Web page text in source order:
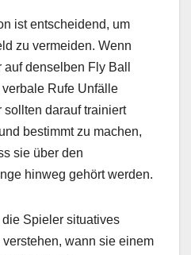
ist entscheidend, um
zu vermeiden. Wenn
denselben Fly Ball
Rufe Unfälle
darauf trainiert
bestimmt zu machen,
sie über den
hinweg gehört werden.
Spieler situatives
wann sie einem